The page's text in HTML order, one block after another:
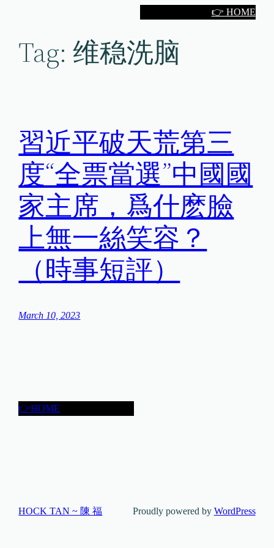
👉 HOME
Tag:维稳洗脑
習近平破天荒第三
度“全票當選”中國國
家主席，爲什麽臉
上無一絲笑容？
（時事短評）
March 10, 2023
👉HOME
HOCK TAN ~ 陳 福 Proudly powered by WordPress